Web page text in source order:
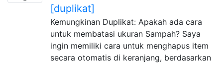
[duplikat]
Kemungkinan Duplikat: Apakah ada cara
untuk membatasi ukuran Sampah? Saya
ingin memiliki cara untuk menghapus item
secara otomatis di keranjang, berdasarkan